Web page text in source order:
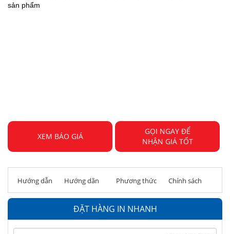
sản phẩm
XEM BÁO GIÁ
GỌI NGAY ĐỂ
NHẬN GIÁ TỐT
Hướng dẫn Hướng dãn
thanh toán
Phương thức
giao hàng
Chính sách
ĐẶT HÀNG IN NHANH